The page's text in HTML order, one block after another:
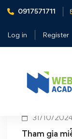
0917571711
Log in Register
Home phương
Tag:
31/10/
Tham gia